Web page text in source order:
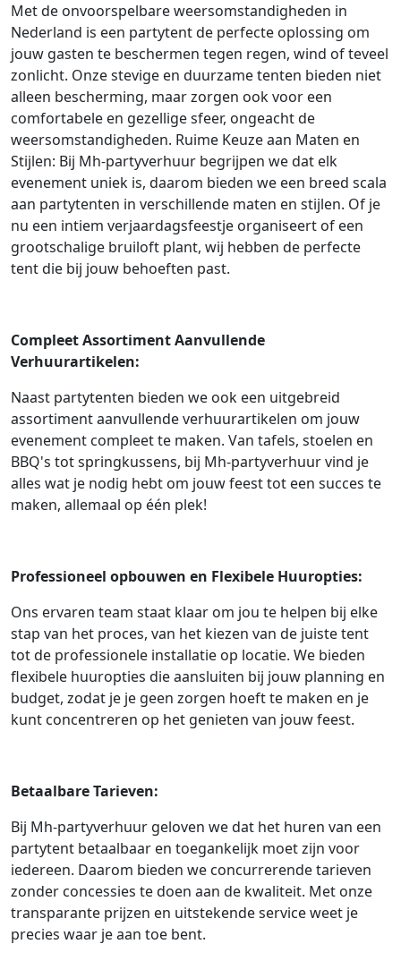
Met de onvoorspelbare weersomstandigheden in
Nederland is een partytent de perfecte oplossing om
jouw gasten te beschermen tegen regen, wind of teveel
zonlicht. Onze stevige en duurzame tenten bieden niet
alleen bescherming, maar zorgen ook voor een
comfortabele en gezellige sfeer, ongeacht de
weersomstandigheden. Ruime Keuze aan Maten en
Stijlen: Bij Mh-partyverhuur begrijpen we dat elk
evenement uniek is, daarom bieden we een breed scala
aan partytenten in verschillende maten en stijlen. Of je
nu een intiem verjaardagsfeestje organiseert of een
grootschalige bruiloft plant, wij hebben de perfecte
tent die bij jouw behoeften past.
Compleet Assortiment Aanvullende
Verhuurartikelen:
Naast partytenten bieden we ook een uitgebreid
assortiment aanvullende verhuurartikelen om jouw
evenement compleet te maken. Van tafels, stoelen en
BBQ's tot springkussens, bij Mh-partyverhuur vind je
alles wat je nodig hebt om jouw feest tot een succes te
maken, allemaal op één plek!
Professioneel opbouwen en Flexibele Huuropties:
Ons ervaren team staat klaar om jou te helpen bij elke
stap van het proces, van het kiezen van de juiste tent
tot de professionele installatie op locatie. We bieden
flexibele huuropties die aansluiten bij jouw planning en
budget, zodat je je geen zorgen hoeft te maken en je
kunt concentreren op het genieten van jouw feest.
Betaalbare Tarieven:
Bij Mh-partyverhuur geloven we dat het huren van een
partytent betaalbaar en toegankelijk moet zijn voor
iedereen. Daarom bieden we concurrerende tarieven
zonder concessies te doen aan de kwaliteit. Met onze
transparante prijzen en uitstekende service weet je
precies waar je aan toe bent.